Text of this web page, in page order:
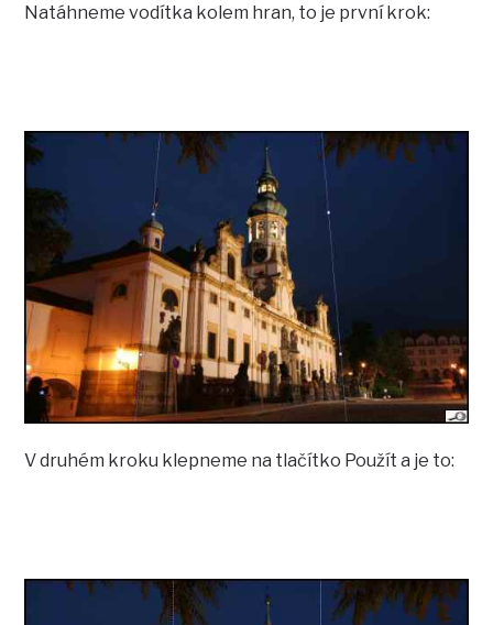
Natáhneme vodítka kolem hran, to je první krok:
V druhém kroku klepneme na tlačítko Použít a je to: